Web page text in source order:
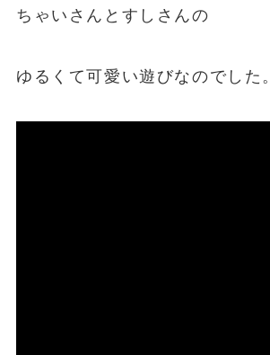
ちゃいさんとすしさんの
ゆるくて可愛い遊びなのでした。